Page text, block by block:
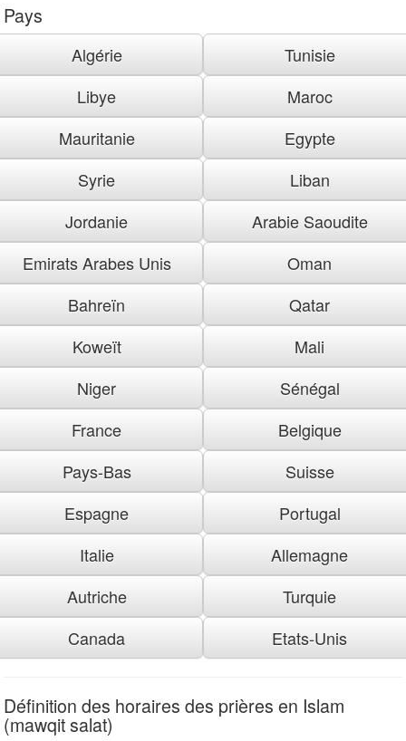
Pays
Algérie
Tunisie
Libye
Maroc
Mauritanie
Egypte
Syrie
Liban
Jordanie
Arabie Saoudite
Emirats Arabes Unis
Oman
Bahreïn
Qatar
Koweït
Mali
Niger
Sénégal
France
Belgique
Pays-Bas
Suisse
Espagne
Portugal
Italie
Allemagne
Autriche
Turquie
Canada
Etats-Unis
Définition des horaires des prières en Islam
(mawqit salat)